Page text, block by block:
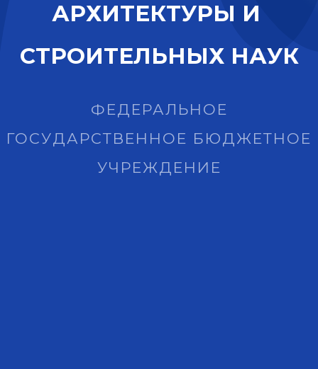
АРХИТЕКТУРЫ И
СТРОИТЕЛЬНЫХ НАУК
ФЕДЕРАЛЬНОЕ
ГОСУДАРСТВЕННОЕ БЮДЖЕТНОЕ
УЧРЕЖДЕНИЕ